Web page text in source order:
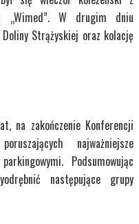
„Wimed”. W drugim dniu
Strążyskiej oraz kolację
na zakończenie Konferencji
najważniejsze
Podsumowując
następujące grupy